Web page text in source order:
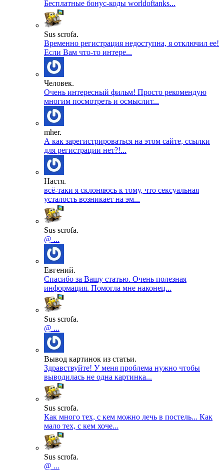
Бесплатные бонус-коды worldoftanks...
Sus scrofa.
Временно регистрация недоступна, я отключил ее!
Если Вам что-то интере...
Человек.
Очень интересный фильм! Просто рекомендую
многим посмотреть и осмыслит...
mher.
А как зарегистрироваться на этом сайте, ссылки
для регистрации нет?!...
Настя.
всё-таки я склоняюсь к тому, что сексуальная
усталость возникает на эм...
Sus scrofa.
@ ...
Евгений.
Спасибо за Вашу статью. Очень полезная
информация. Помогла мне наконец...
Sus scrofa.
@ ...
Вывод картинок из статьи.
Здравствуйте! У меня проблема нужно чтобы
выводилась не одна картинка...
Sus scrofa.
Как много тех, с кем можно лечь в постель... Как
мало тех, с кем хоче...
Sus scrofa.
@ ...